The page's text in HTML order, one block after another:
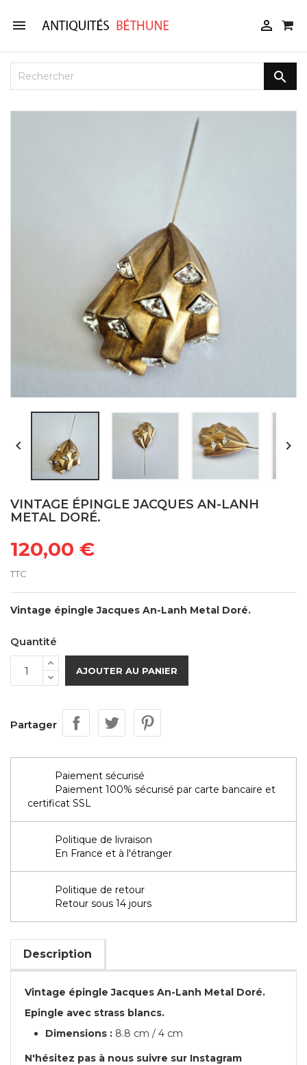
 

 
VINTAGE ÉPINGLE JACQUES AN-LANH
METAL DORÉ.
120,00 €
TTC
Vintage épingle Jacques An-Lanh Metal Doré.
Quantité
AJOUTER AU PANIER
Partager
Paiement sécurisé
Paiement 100% sécurisé par carte bancaire et
certificat SSL
Politique de livraison
En France et à l'étranger
Politique de retour
Retour sous 14 jours
Description
Vintage épingle Jacques An-Lanh Metal Doré.
Epingle avec strass blancs.
Dimensions : 8.8 cm / 4 cm
N'hésitez pas à nous suivre sur Instagram